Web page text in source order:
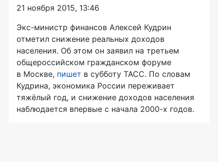
21 ноября 2015, 13:46
Экс-министр финансов Алексей Кудрин
отметил снижение реальных доходов
населения. Об этом он заявил на третьем
общероссийском гражданском форуме
в Москве, пишет в субботу ТАСС. По словам
Кудрина, экономика России переживает
тяжёлый год, и снижение доходов населения
наблюдается впервые с начала 2000-х годов.